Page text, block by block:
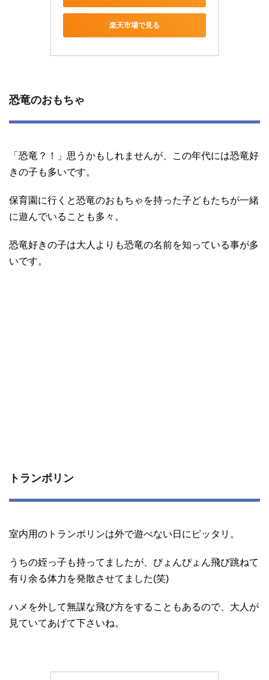
楽天市場で見る
恐竜のおもちゃ
「恐竜？！」思うかもしれませんが、この年代には恐竜好
きの子も多いです。
保育園に行くと恐竜のおもちゃを持った子どもたちが一緒
に遊んでいることも多々。
恐竜好きの子は大人よりも恐竜の名前を知っている事が多
いです。
トランポリン
室内用のトランポリンは外で遊べない日にピッタリ。
うちの姪っ子も持ってましたが、ぴょんぴょん飛び跳ねて
有り余る体力を発散させてました(笑)
ハメを外して無謀な飛び方をすることもあるので、大人が
見ていてあげて下さいね。